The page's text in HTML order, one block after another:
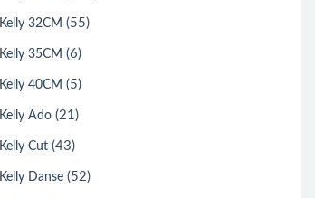
Kelly 32CM (55)
Kelly 35CM (6)
Kelly 40CM (5)
Kelly Ado (21)
Kelly Cut (43)
Kelly Danse (52)